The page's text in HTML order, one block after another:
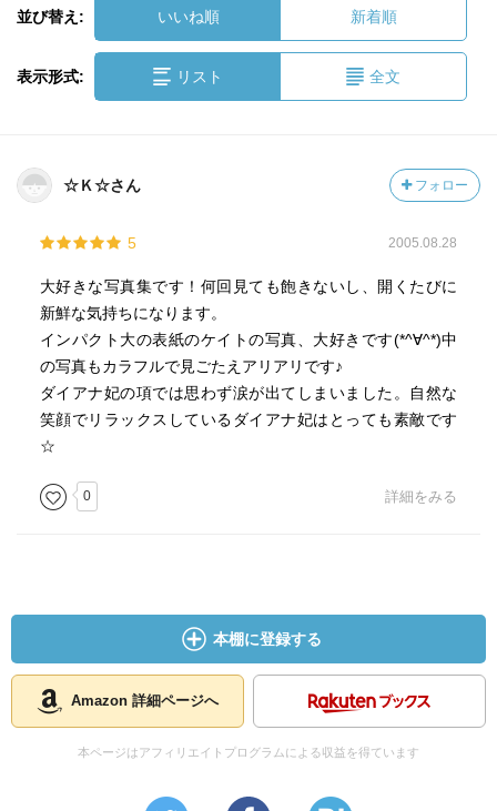
並び替え: いいね順 新着順
表示形式: リスト 全文
☆Ｋ☆さん フォロー
5 2005.08.28
大好きな写真集です！何回見ても飽きないし、開くたびに
新鮮な気持ちになります。
インパクト大の表紙のケイトの写真、大好きです(*^∀^*)中
の写真もカラフルで見ごたえアリアリです♪
ダイアナ妃の項では思わず涙が出てしまいました。自然な
笑顔でリラックスしているダイアナ妃はとっても素敵です
☆
0 詳細をみる
本棚に登録する
Amazon 詳細ページへ
本ページはアフィリエイトプログラムによる収益を得ています